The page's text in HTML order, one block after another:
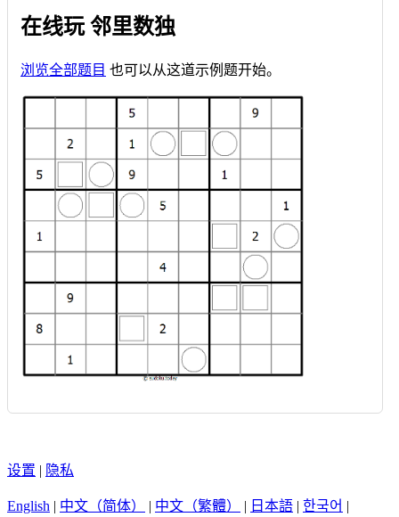
在线玩 邻里数独
浏览全部题目 也可以从这道示例题开始。
设置 | 隐私
English | 中文（简体） | 中文（繁體） | 日本語 | 한국어 |